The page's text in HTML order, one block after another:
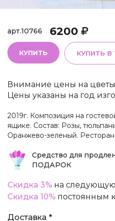
арт.10766 6200
КУПИТЬ КУПИТЬ В
Внимание цены на
Цены указаны на год
2019г. Композиция на
ящике. Состав: Розы,
Оранжево-зеленый. Ресторан
Средство для
ПОДАРОК
Скидка 3% на
Скидка 10% постоянным
Доставка *